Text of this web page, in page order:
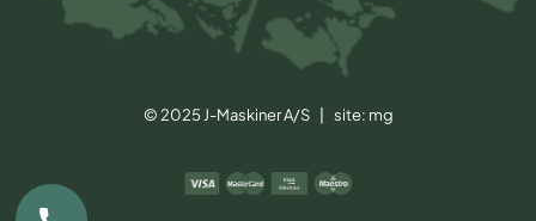
© 2025 J-Maskiner A/S | site: mg